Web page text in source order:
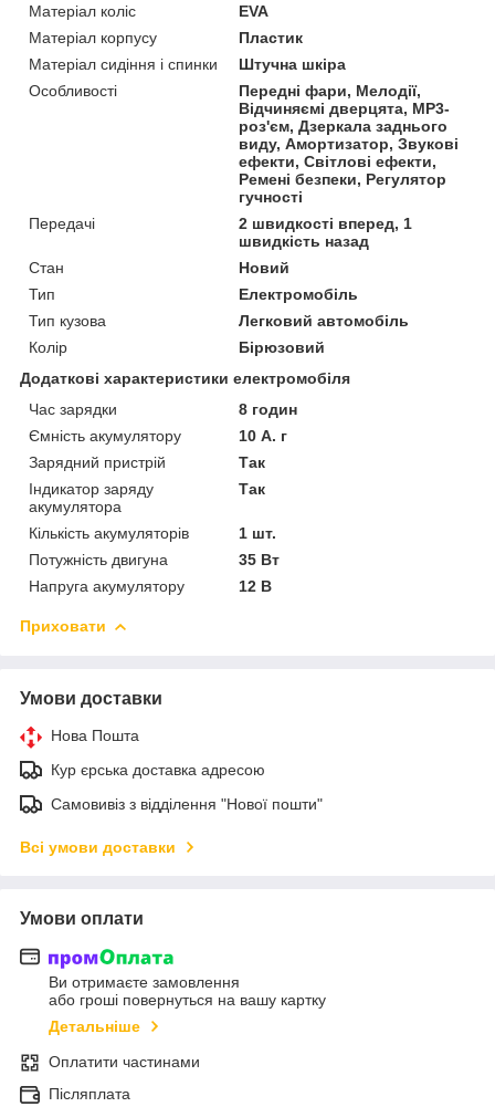
Матеріал коліс
EVA
Матеріал корпусу
Пластик
Матеріал сидіння і спинки
Штучна шкіра
Особливості
Передні фари, Мелодії,
Відчиняємі дверцята, MP3-
роз'єм, Дзеркала заднього
виду, Амортизатор, Звукові
ефекти, Світлові ефекти,
Ремені безпеки, Регулятор
гучності
Передачі
2 швидкості вперед, 1
швидкість назад
Стан
Новий
Тип
Електромобіль
Тип кузова
Легковий автомобіль
Колір
Бірюзовий
Додаткові характеристики електромобіля
Час зарядки
8 годин
Ємність акумулятору
10 А. г
Зарядний пристрій
Так
Індикатор заряду
акумулятора
Так
Кількість акумуляторів
1 шт.
Потужність двигуна
35 Вт
Напруга акумулятору
12 В
Приховати
Умови доставки
Нова Пошта
Кур єрська доставка адресою
Самовивіз з відділення "Нової пошти"
Всі умови доставки
Умови оплати
Ви отримаєте замовлення
або гроші повернуться на вашу картку
Детальніше
Оплатити частинами
Післяплата